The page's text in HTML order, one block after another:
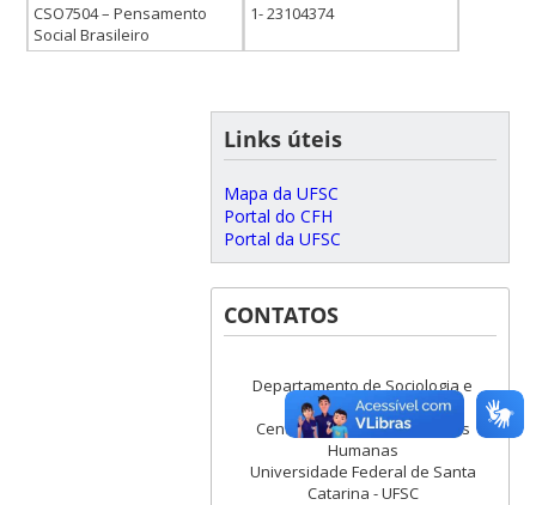
CSO7504 – Pensamento
Social Brasileiro
1- 23104374
Links úteis
Mapa da UFSC
Portal do CFH
Portal da UFSC
CONTATOS
Departamento de Sociologia e
Ciência Política
Centro de Filosofia e Ciências
Humanas
Universidade Federal de Santa
Catarina - UFSC